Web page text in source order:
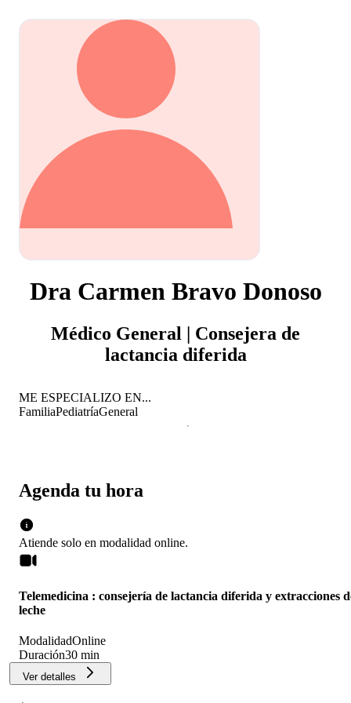
Dra Carmen Bravo Donoso
Médico General | Consejera de
lactancia diferida
Agenda tu hora
Atiende solo en modalidad online.
Telemedicina : consejería de lactancia diferida y extracciones
leche
ModalidadOnline
Duración30 min
Ver detalles
ME ESPECIALIZO EN...
FamiliaPediatríaGeneral